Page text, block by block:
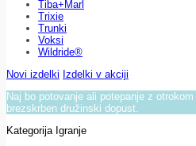
Tiba+Marl
Trixie
Trunki
Voksi
Wildride®
Novi izdelki Izdelki v akciji
Naj bo potovanje ali potepanje z
brezskrben družinski dopust.
Kategorija Igranje